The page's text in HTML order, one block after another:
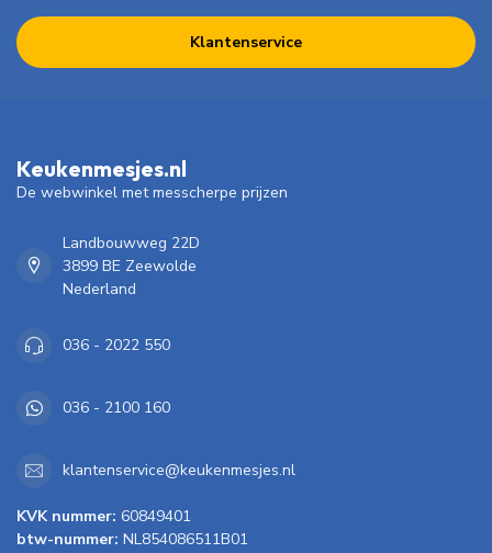
Klantenservice
Keukenmesjes.nl
De webwinkel met messcherpe prijzen
Landbouwweg 22D
3899 BE Zeewolde
Nederland
036 - 2022 550
036 - 2100 160
klantenservice@keukenmesjes.nl
KVK nummer: 60849401
btw-nummer: NL854086511B01